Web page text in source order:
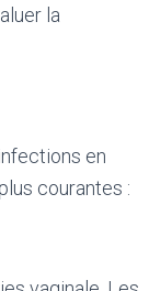
la
en
courantes :